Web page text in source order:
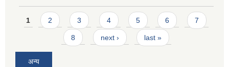
Pages
1 2 3 4 5 6 7
8 next › last »
अन्य